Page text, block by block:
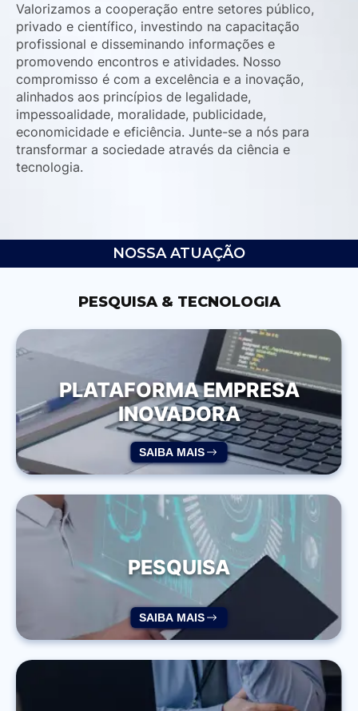
Valorizamos a cooperação entre setores público,
privado e científico, investindo na capacitação
profissional e disseminando informações e
promovendo encontros e atividades. Nosso
compromisso é com a excelência e a inovação,
alinhados aos princípios de legalidade,
impessoalidade, moralidade, publicidade,
economicidade e eficiência. Junte-se a nós para
transformar a sociedade através da ciência e
tecnologia.
NOSSA ATUAÇÃO
PESQUISA & TECNOLOGIA
PLATAFORMA EMPRESA
INOVADORA
SAIBA MAIS
PESQUISA
SAIBA MAIS